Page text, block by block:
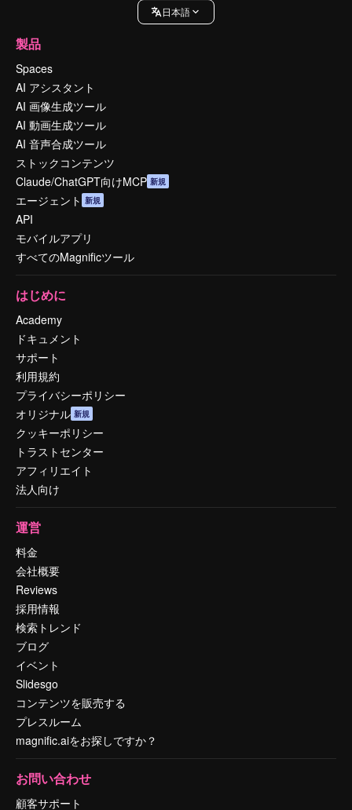
日本語
製品
Spaces
AI アシスタント
AI 画像生成ツール
AI 動画生成ツール
AI 音声合成ツール
ストックコンテンツ
Claude/ChatGPT向けMCP 新規
エージェント 新規
API
モバイルアプリ
すべてのMagnificツール
はじめに
Academy
ドキュメント
サポート
利用規約
プライバシーポリシー
オリジナル 新規
クッキーポリシー
トラストセンター
アフィリエイト
法人向け
運営
料金
会社概要
Reviews
採用情報
検索トレンド
ブログ
イベント
Slidesgo
コンテンツを販売する
プレスルーム
magnific.aiをお探しですか？
お問い合わせ
顧客サポート